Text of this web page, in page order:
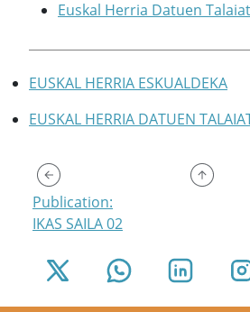
Euskal Herria Datuen
EUSKAL HERRIA ESKUALDEKA
EUSKAL HERRIA DATUEN
Publication:
IKAS SAILA 02